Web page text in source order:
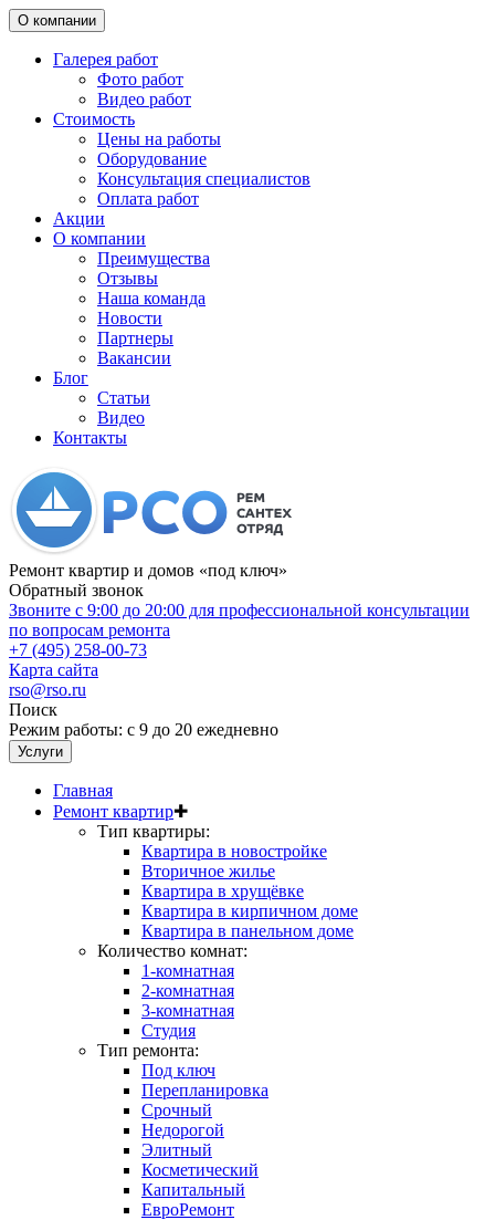
О компании
Галерея работ
Фото работ
Видео работ
Стоимость
Цены на работы
Оборудование
Консультация специалистов
Оплата работ
Акции
О компании
Преимущества
Отзывы
Наша команда
Новости
Партнеры
Вакансии
Блог
Статьи
Видео
Контакты
Ремонт квартир и домов «под ключ»
Обратный звонок
Звоните с 9:00 до 20:00 для профессиональной консультации
по вопросам ремонта
+7 (495) 258-00-73
Карта сайта
rso@rso.ru
Поиск
Режим работы: с 9 до 20 ежедневно
Услуги
Главная
Ремонт квартир✚
Тип квартиры:
Квартира в новостройке
Вторичное жилье
Квартира в хрущёвке
Квартира в кирпичном доме
Квартира в панельном доме
Количество комнат:
1-комнатная
2-комнатная
3-комнатная
Студия
Тип ремонта:
Под ключ
Перепланировка
Срочный
Недорогой
Элитный
Косметический
Капитальный
ЕвроРемонт